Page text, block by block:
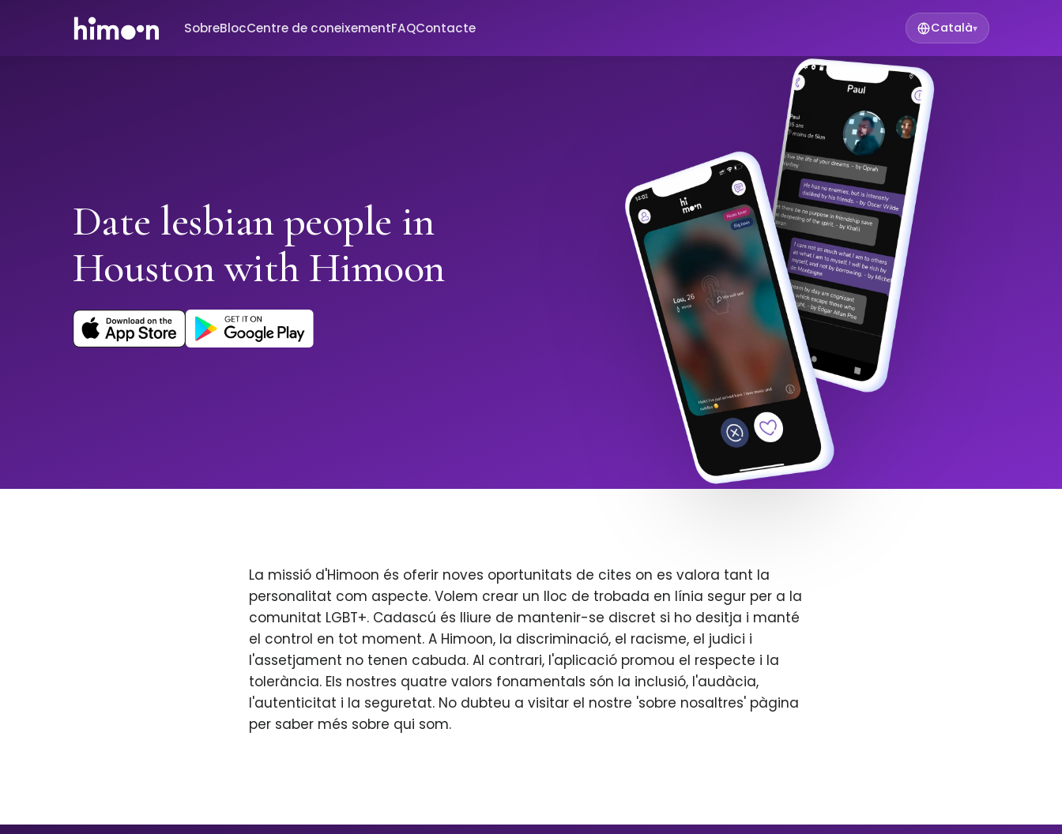
SobreBlocCentre de coneixementFAQContacte Català▾
Date lesbian people in
Houston with Himoon
La missió d'Himoon és oferir noves oportunitats de cites on es valora tant la
personalitat com aspecte. Volem crear un lloc de trobada en línia segur per a la
comunitat LGBT+. Cadascú és lliure de mantenir-se discret si ho desitja i manté
el control en tot moment. A Himoon, la discriminació, el racisme, el judici i
l'assetjament no tenen cabuda. Al contrari, l'aplicació promou el respecte i la
tolerància. Els nostres quatre valors fonamentals són la inclusió, l'audàcia,
l'autenticitat i la seguretat. No dubteu a visitar el nostre 'sobre nosaltres' pàgina
per saber més sobre qui som.